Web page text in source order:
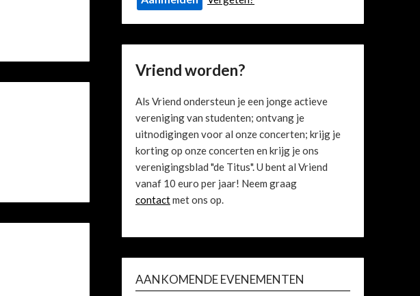
Vriend worden?
Als Vriend ondersteun je een jonge actieve
vereniging van studenten; ontvang je
uitnodigingen voor al onze concerten; krijg je
korting op onze concerten en krijg je ons
verenigingsblad "de Titus". U bent al Vriend
vanaf 10 euro per jaar! Neem graag
contactmet ons op.
AANKOMENDE EVENEMENTEN